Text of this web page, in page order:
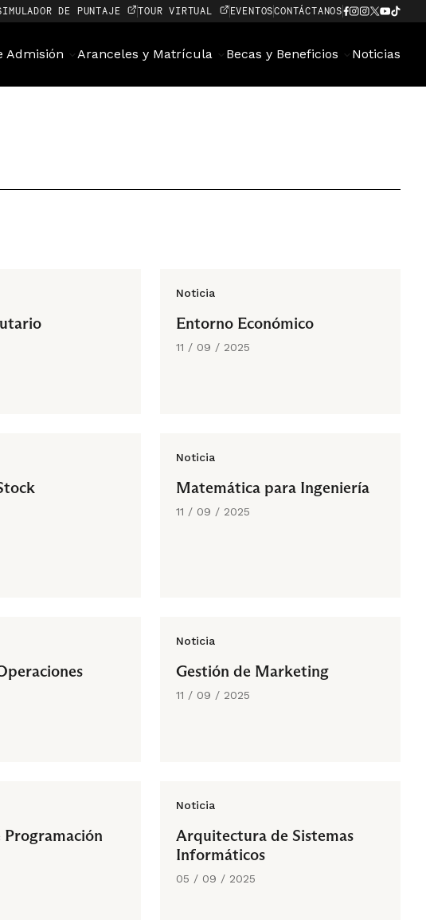
DE PUNTAJE TOUR VIRTUAL EVENTOSCONTÁCTANOS
Admisión Aranceles y Matrícula Becas y Beneficios Noticias
Noticia
Entorno Económico
11 / 09 / 2025
Noticia
Matemática para Ingeniería
11 / 09 / 2025
Noticia
Gestión de Marketing
11 / 09 / 2025
Programación
Noticia
Arquitectura de Sistemas
Informáticos
05 / 09 / 2025